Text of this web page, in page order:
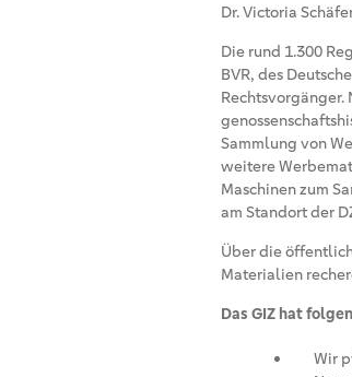
Dr. Victoria
Die rund 1.300
BVR, des
Sammlung von
weitere
Maschinen zum
am Standort der
Über die
Materialien
Das GIZ hat
Wir